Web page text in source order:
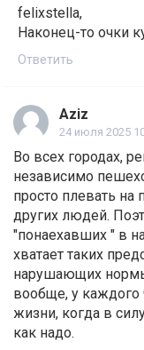
felixstella,
Наконец-то очки
Ответить
Aziz
24 июля 2025
Во всех городах,
независимо
просто плевать
других людей.
"понаехавших " в
хватает таких
нарушающих
вообще, у каждого
жизни, когда в
как надо.